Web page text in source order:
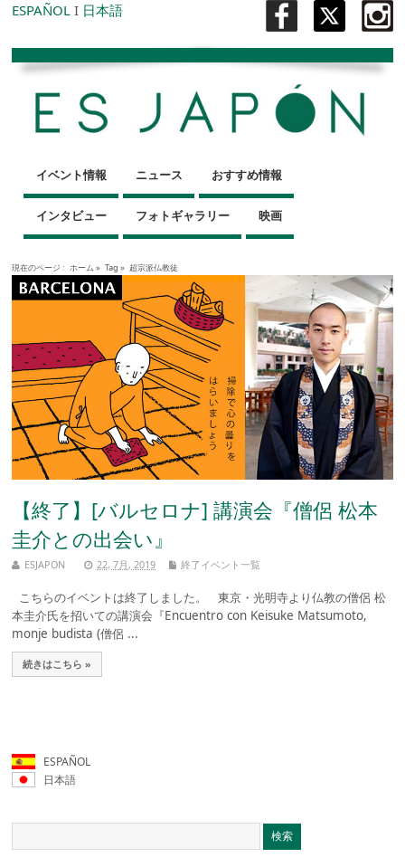
ESPAÑOL I 日本語
イベント情報 ニュース おすすめ情報
インタビュー フォトギャラリー 映画
現在のページ : ホーム » Tag » 超宗派仏教徒
【終了】[バルセロナ] 講演会『僧侶 松本
圭介との出会い』
ESJAPON 22, 7月, 2019 終了イベント一覧
こちらのイベントは終了しました。 東京・光明寺より仏教の僧侶 松
本圭介氏を招いての講演会『Encuentro con Keisuke Matsumoto,
monje budista (僧侶 ...
続きはこちら »
ESPAÑOL
日本語